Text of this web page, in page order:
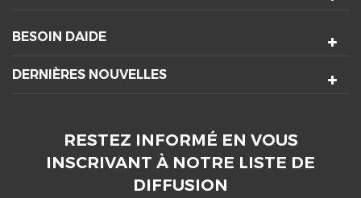
BESOIN DAIDE
DERNIÈRES NOUVELLES
RESTEZ INFORMÉ EN VOUS
INSCRIVANT À NOTRE LISTE DE
DIFFUSION